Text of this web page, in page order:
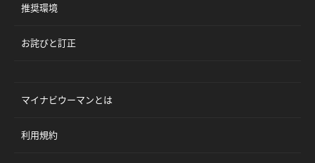
推奨環境
お詫びと訂正
マイナビウーマンとは
利用規約